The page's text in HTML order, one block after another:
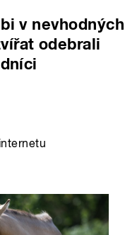
v nevhodných
odebrali